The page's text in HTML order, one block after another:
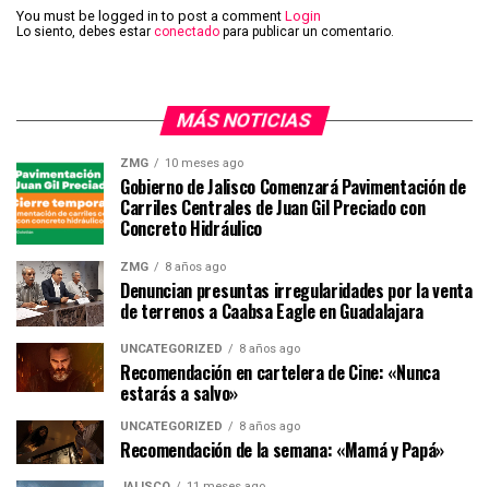
You must be logged in to post a comment Login
Lo siento, debes estar conectado para publicar un comentario.
MÁS NOTICIAS
ZMG 10 meses ago
Gobierno de Jalisco Comenzará Pavimentación de
Carriles Centrales de Juan Gil Preciado con
Concreto Hidráulico
ZMG 8 años ago
Denuncian presuntas irregularidades por la venta
de terrenos a Caabsa Eagle en Guadalajara
UNCATEGORIZED 8 años ago
Recomendación en cartelera de Cine: «Nunca
estarás a salvo»
UNCATEGORIZED 8 años ago
Recomendación de la semana: «Mamá y Papá»